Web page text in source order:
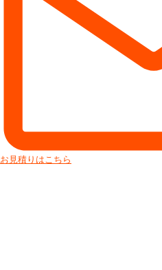
お見積りはこちら